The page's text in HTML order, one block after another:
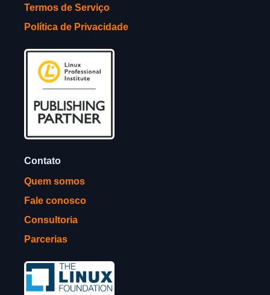
Termos de Serviço
Política de Privacidade
Contato
Quem somos
Fale conosco
Consultoria
Parcerias